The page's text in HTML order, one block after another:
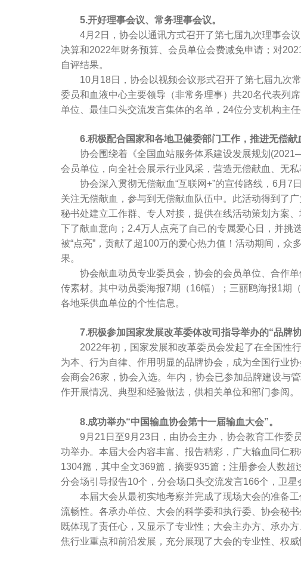
5.开好理事会议、常务理事会议。
4月2日，协会以通讯方式召开了第七届九次理事会议
决算和2022年财务预算、会员单位会费减免申请；对
自评结果。
10月18日，协会以视频会议形式召开了第七届九次常
委员和血液中心主要领导（非常务理事）共20名代表列
单位、最佳口头交流发言集体的名单，24位分支机构主
6.积极配合国家和各地卫健委部门工作，推进无偿献
协会围绕着《全国血站服务体系建设发展规划
会员单位，向全社会展示行业风采，营造无偿献血、无私
协会深入贯彻无偿献血“互联网+”的宣传路线，6月7
关注无偿献血，参与到无偿献血队伍中。此活动得到了
秘书处建立工作群、专人对接，提供在线活动策划方案
下了献血意向；2.4万人点亮了自己的专属爱心日，并挑
被“点亮”，贡献了超100万的爱心热力值！活动期间，众
果。
协会献血动员专业委员会，协会的会员单位、合作单
传素材。其中动员委海报7期（16幅）；三丽鸥海报1期
各地采供血单位的个性信息。
7.积极参加国家发展改革委体改司指导举办的“品牌协
2022年初，国家发展和改革委员会发起了在全国性行
为本、行为自律、作用明显的品牌协会，成为全国行业
会商会26家，协会入选。年内，协会已参加品牌建设与
作开展情况、典型和经验做法，供相关单位和部门参阅。
8.成功举办“中国输血协会第十一届输血大会”。
9月21日至9月23日，由协会主办，协会教育工作委员
功举办。本届大会内容丰富、报告精彩，广大输血同仁
1304篇，其中全文369篇，摘要935篇；注册参会人数
分会场引导报告10个，分会场口头交流发言166个，卫
本届大会从最初实地考察并完成了现场大会的准备工
流畅性。各承办单位、大会的科学委和执行委、协会秘
既体现了责任心，又显示了专业性；大会主办方、承办
焦行业重点和前沿发展，充分展现了大会的专业性、权